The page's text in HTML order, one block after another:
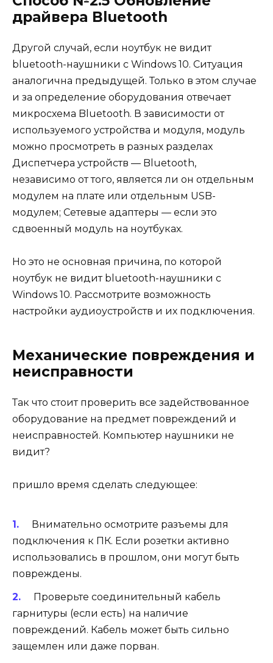
драйвера Bluetooth
Другой случай, если ноутбук не видит
bluetooth-наушники с Windows 10. Ситуация
аналогична предыдущей. Только в этом случае
и за определение оборудования отвечает
микросхема Bluetooth. В зависимости от
используемого устройства и модуля, модуль
можно просмотреть в разных разделах
Диспетчера устройств — Bluetooth,
независимо от того, является ли он отдельным
модулем на плате или отдельным USB-
модулем; Сетевые адаптеры — если это
сдвоенный модуль на ноутбуках.
Но это не основная причина, по которой
ноутбук не видит bluetooth-наушники с
Windows 10. Рассмотрите возможность
настройки аудиоустройств и их подключения.
Механические повреждения и
неисправности
Так что стоит проверить все задействованное
оборудование на предмет повреждений и
неисправностей. Компьютер наушники не
видит?
пришло время сделать следующее:
Внимательно осмотрите разъемы для
подключения к ПК. Если розетки активно
использовались в прошлом, они могут быть
повреждены.
Проверьте соединительный кабель
гарнитуры (если есть) на наличие
повреждений. Кабель может быть сильно
защемлен или даже порван.